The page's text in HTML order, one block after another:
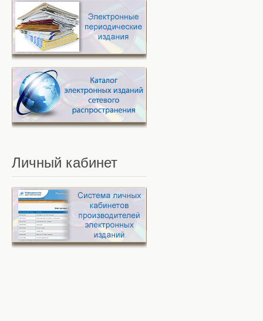
Личный кабинет